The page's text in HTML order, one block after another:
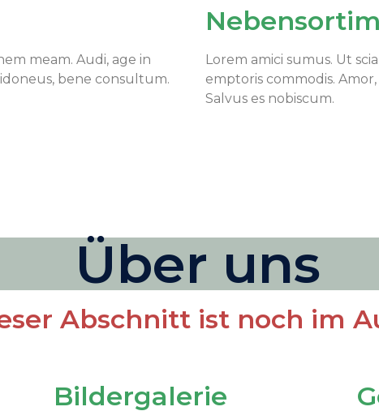
meam. Audi, age in
bene consultum.
Lorem amici sumus. Ut
emptoris commodis.
Salvus es nobiscum.
Über uns
Abschnitt ist noch im
Bildergalerie